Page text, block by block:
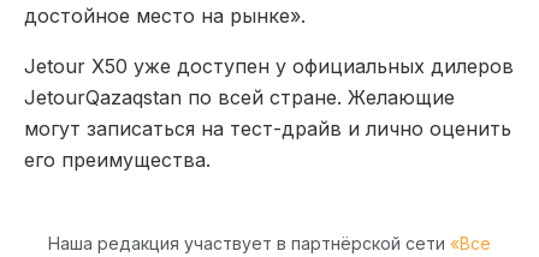
достойное место на рынке».
Jetour X50 уже доступен у официальных дилеров
JetourQazaqstan по всей стране. Желающие
могут записаться на тест-драйв и лично оценить
его преимущества.
Наша редакция участвует в партнёрской сети «Все